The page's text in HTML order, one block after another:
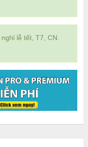
lễ tết, T7, CN.